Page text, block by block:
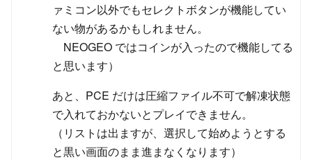
ァミコン以外でもセレクトボタンが機能してい
ない物があるかもしれません。
NEOGEO ではコインが入ったので機能してる
と思います）
あと、PCE だけは圧縮ファイル不可で解凍状態
で入れておかないとプレイできません。
（リストは出ますが、選択して始めようとする
と黒い画面のまま進まなくなります）